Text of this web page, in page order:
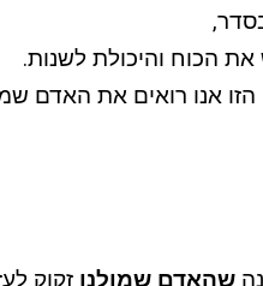
הכוח והיכולת לשנות.
אנו רואים את האדם
שהאדם שמולנו זקוק